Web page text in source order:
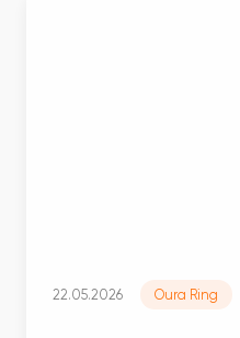
22.05.2026 Oura Ring